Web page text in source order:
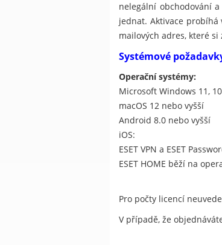
nelegální obchodování
jednat. Aktivace probíhá
mailových adres, které
Systémové
Operační systémy:
Microsoft Windows 11,
macOS 12 nebo vyšší
Android 8.0 nebo vyšší
iOS:
ESET VPN a ESET
ESET HOME běží na
Pro počty licencí
V případě, že